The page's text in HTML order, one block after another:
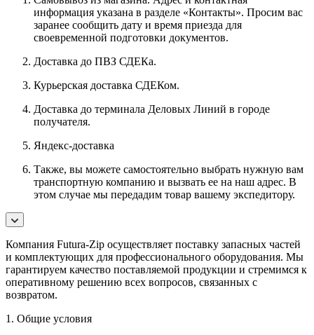
информация указана в разделе «Контакты». Просим вас
заранее сообщить дату и время приезда для
своевременной подготовки документов.
Доставка до ПВЗ СДЕКа.
Курьерская доставка СДЕКом.
Доставка до терминала Деловых Линий в городе
получателя.
Яндекс-доставка
Также, вы можете самостоятельно выбрать нужную вам
транспортную компанию и вызвать ее на наш адрес. В
этом случае мы передадим товар вашему экспедитору.
Компания Futura-Zip осуществляет поставку запасных частей
и комплектующих для профессионального оборудования. Мы
гарантируем качество поставляемой продукции и стремимся к
оперативному решению всех вопросов, связанных с
возвратом.
1. Общие условия